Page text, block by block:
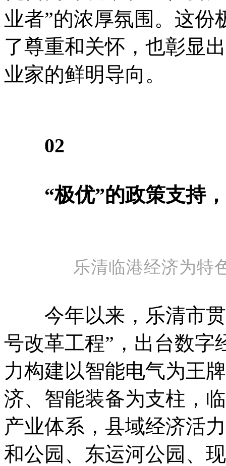
业者”的浓厚氛围。这份
了尊重和关怀，也彰显
业家的鲜明导向。
02
“极优”的政策支持，
乐清临港经济为特
今年以来，乐清市贯
号改革工程”，出台数字
力构建以智能电气为王
济、智能装备为支柱，
产业体系，县域经济活
和公园、东运河公园、